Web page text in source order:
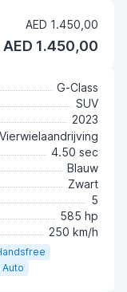
AED 1.450,00
AED 1.450,00
G-Class
SUV
2023
Vierwielaandrijving
4.50 sec
Blauw
Zwart
5
585 hp
250 km/h